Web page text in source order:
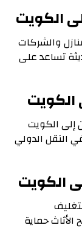
الكويت
والشركات
تساعد على
الكويت
إلى الكويت
النقل الدولي
الكويت
حماية